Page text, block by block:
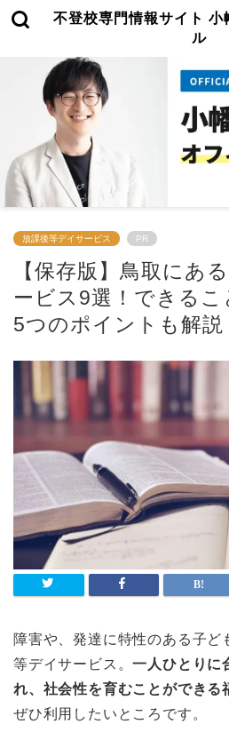
不登校専門情報サイト 小
ル
放課後等デイサービス PR
【保存版】鳥取にあ
ービス9選！できる
5つのポイントも解説
障害や、発達に特性のある子ど
等デイサービス。一人ひとりに
れ、社会性を育むことができる
ぜひ利用したいところです。